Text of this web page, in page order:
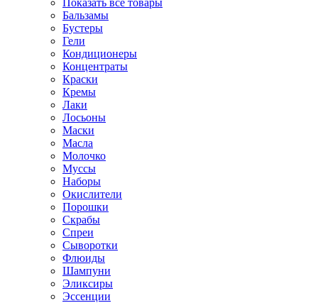
Показать все товары
Бальзамы
Бустеры
Гели
Кондиционеры
Концентраты
Краски
Кремы
Лаки
Лосьоны
Маски
Масла
Молочко
Муссы
Наборы
Окислители
Порошки
Скрабы
Спреи
Сыворотки
Флюиды
Шампуни
Эликсиры
Эссенции